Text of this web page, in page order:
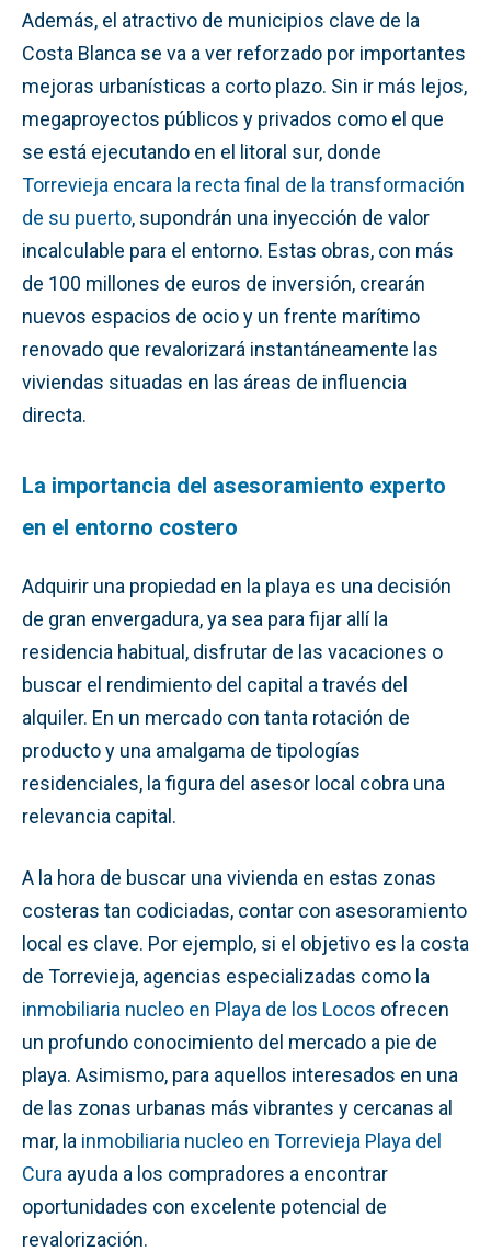
Además, el atractivo de municipios clave de la
Costa Blanca se va a ver reforzado por importantes
mejoras urbanísticas a corto plazo. Sin ir más lejos,
megaproyectos públicos y privados como el que
se está ejecutando en el litoral sur, donde
Torrevieja encara la recta final de la transformación
de su puerto, supondrán una inyección de valor
incalculable para el entorno. Estas obras, con más
de 100 millones de euros de inversión, crearán
nuevos espacios de ocio y un frente marítimo
renovado que revalorizará instantáneamente las
viviendas situadas en las áreas de influencia
directa.
La importancia del asesoramiento experto
en el entorno costero
Adquirir una propiedad en la playa es una decisión
de gran envergadura, ya sea para fijar allí la
residencia habitual, disfrutar de las vacaciones o
buscar el rendimiento del capital a través del
alquiler. En un mercado con tanta rotación de
producto y una amalgama de tipologías
residenciales, la figura del asesor local cobra una
relevancia capital.
A la hora de buscar una vivienda en estas zonas
costeras tan codiciadas, contar con asesoramiento
local es clave. Por ejemplo, si el objetivo es la costa
de Torrevieja, agencias especializadas como la
inmobiliaria nucleo en Playa de los Locos ofrecen
un profundo conocimiento del mercado a pie de
playa. Asimismo, para aquellos interesados en una
de las zonas urbanas más vibrantes y cercanas al
mar, la inmobiliaria nucleo en Torrevieja Playa del
Cura ayuda a los compradores a encontrar
oportunidades con excelente potencial de
revalorización.